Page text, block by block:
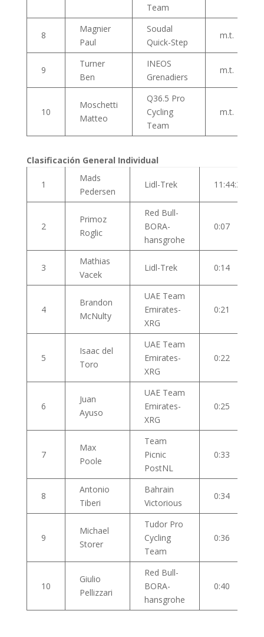
Team
8
Magnier
Paul
Soudal
Quick-Step
m.t.
9
Turner
Ben
INEOS
Grenadiers
m.t.
10
Moschetti
Matteo
Q36.5 Pro
Cycling
Team
m.t.
Clasificación General Individual
1
Mads
Pedersen
Lidl-Trek 11:44:31
2
Primoz
Roglic
Red Bull-
BORA-
hansgrohe
0:07
3
Mathias
Vacek
Lidl-Trek 0:14
4
Brandon
McNulty
UAE Team
Emirates-
XRG
0:21
5
Isaac del
Toro
UAE Team
Emirates-
XRG
0:22
6
Juan
Ayuso
UAE Team
Emirates-
XRG
0:25
7
Max
Poole
Team
Picnic
PostNL
0:33
8
Antonio
Tiberi
Bahrain
Victorious
0:34
9
Michael
Storer
Tudor Pro
Cycling
Team
0:36
10
Giulio
Pellizzari
Red Bull-
BORA-
hansgrohe
0:40